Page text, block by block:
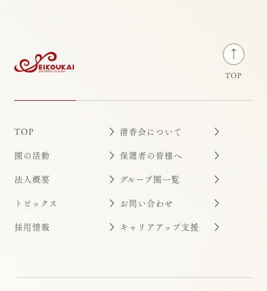
TOP
TOP 清香会について
園の活動 保護者の皆様へ
法人概要 グループ園一覧
トピックス お問い合わせ
採用情報 キャリアアップ支援